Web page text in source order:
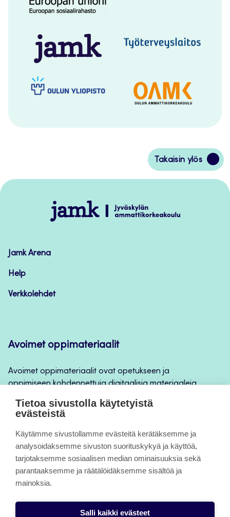
Takaisin ylös
Siirry
takaisin
Jamk
–
Jamk Arena
Help
Verkkolehdet
Avoimet oppimateriaalit
Avoimet oppimateriaalit ovat opetukseen ja
oppimiseen kohdennettuja digitaalisia materiaaleja,
opintojaksototeutuksilla, jatkuvan oppimisen ja
Tietoa sivuista
Evästeet
Saavutettavuusseloste
Tietoa sivustolla käytetyistä
evästeistä
Käytämme sivustollamme evästeitä kerätäksemme ja
analysoidaksemme sivuston suorituskykyä ja käyttöä,
tarjotaksemme sosiaalisen median ominaisuuksia sekä
parantaaksemme ja räätälöidäksemme sisältöä ja
mainoksia.
Salli kaikki evästeet